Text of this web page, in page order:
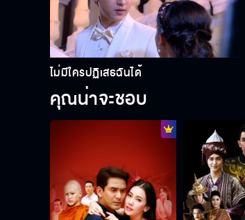
ไม่มีใครปฏิเสธฉันได้
คุณน่าจะชอบ